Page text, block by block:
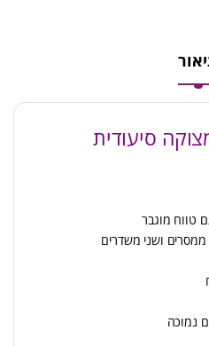
סיעודית
טווח מוגבר
ושני משדרים